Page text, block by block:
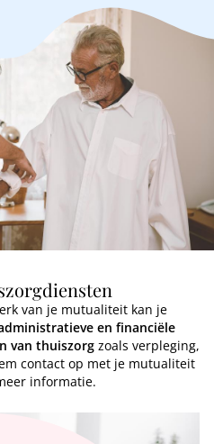
van je mutualiteit kan je
en financiële
van thuiszorg zoals verpleging,
contact op met je mutualiteit
informatie.